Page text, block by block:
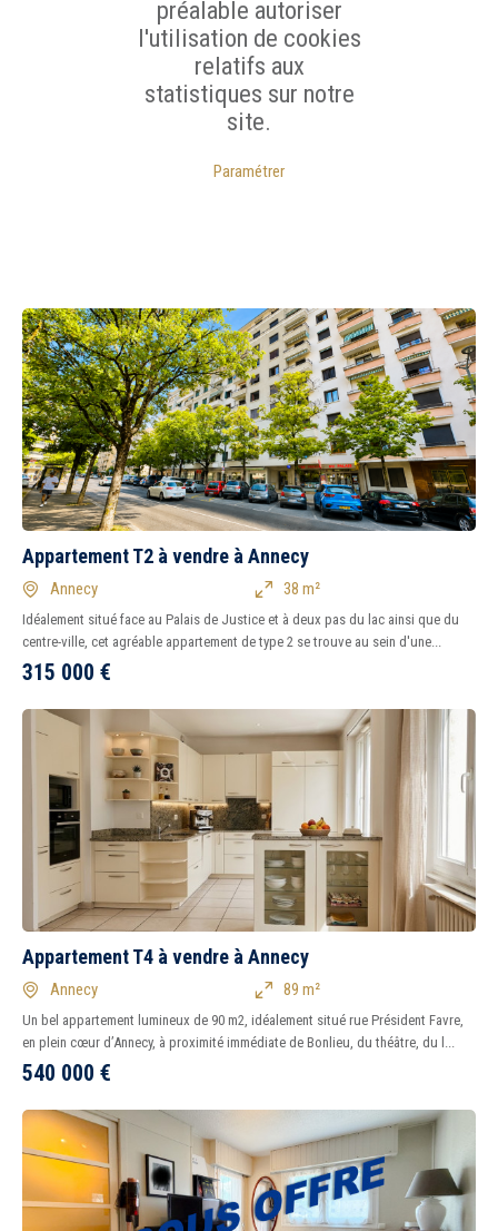
préalable autoriser
l'utilisation de cookies
relatifs aux
statistiques sur notre
site.
Paramétrer
Appartement T2 à vendre à Annecy
Annecy 38 m²
Idéalement situé face au Palais de Justice et à deux pas du lac ainsi que du
centre-ville, cet agréable appartement de type 2 se trouve au sein d'une...
315 000 €
Appartement T4 à vendre à Annecy
Annecy 89 m²
Un bel appartement lumineux de 90 m2, idéalement situé rue Président Favre,
en plein cœur d’Annecy, à proximité immédiate de Bonlieu, du théâtre, du l...
540 000 €